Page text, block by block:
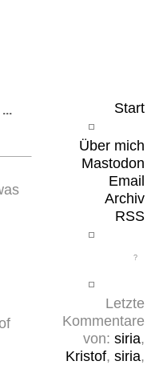
Start
Über mich
Mastodon
Email
Archiv
RSS
Letzte
Kommentare
von: siria,
Kristof, siria,